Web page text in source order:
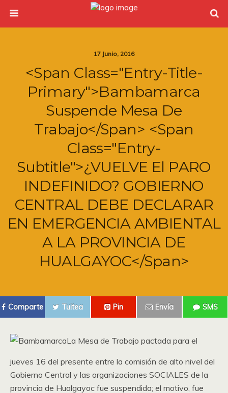
17 Junio, 2016
<span Class="entry-Title-
Primary">Bambamarca
Suspende Mesa De
Trabajo</span> <span
Class="entry-
Subtitle">¿VUELVE El PARO
INDEFINIDO? GOBIERNO
CENTRAL DEBE DECLARAR
EN EMERGENCIA AMBIENTAL
A LA PROVINCIA DE
HUALGAYOC</span>
Comparte Tuitea Pin Envía SMS
La Mesa de Trabajo pactada para el
jueves 16 del presente entre la comisión de alto nivel del
Gobierno Central y las organizaciones SOCIALES de la
provincia de Hualgayoc fue suspendida; el motivo, fue